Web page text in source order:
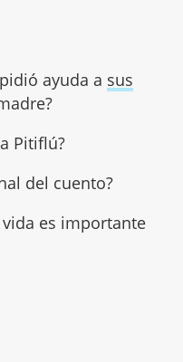
ayuda a sus
Pitiflú?
del cuento?
es importante